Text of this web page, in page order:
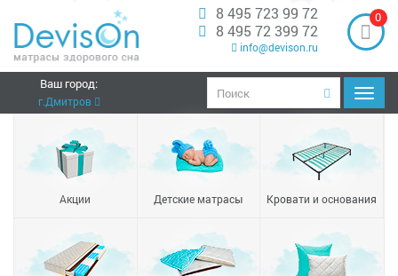
8 495 723 99 72
8 495 72 399 72
info@devison.ru
Ваш город:
г.Дмитров
0
Акции Детские матрасы Кровати и основания